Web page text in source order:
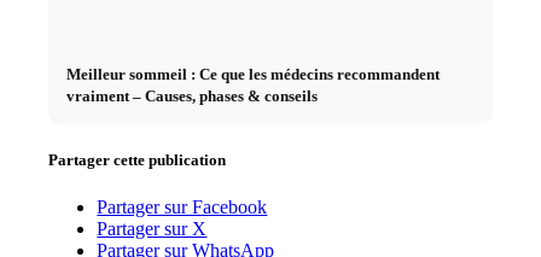
Meilleur sommeil : Ce que les médecins recommandent
vraiment – Causes, phases & conseils
Partager cette publication
Partager sur Facebook
Partager sur X
Partager sur WhatsApp